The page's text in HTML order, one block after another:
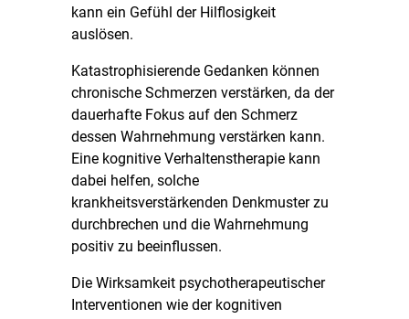
kann ein Gefühl der Hilflosigkeit
auslösen.
Katastrophisierende Gedanken können
chronische Schmerzen verstärken, da der
dauerhafte Fokus auf den Schmerz
dessen Wahrnehmung verstärken kann.
Eine kognitive Verhaltenstherapie kann
dabei helfen, solche
krankheitsverstärkenden Denkmuster zu
durchbrechen und die Wahrnehmung
positiv zu beeinflussen.
Die Wirksamkeit psychotherapeutischer
Interventionen wie der kognitiven